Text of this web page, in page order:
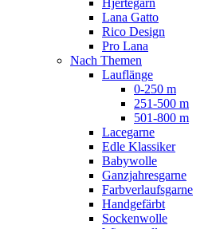
Lana Gatto
Rico Design
Pro Lana
Nach Themen
Lauflänge
0-250 m
251-500 m
501-800 m
Lacegarne
Edle Klassiker
Babywolle
Ganzjahresgarne
Farbverlaufsgarne
Handgefärbt
Sockenwolle